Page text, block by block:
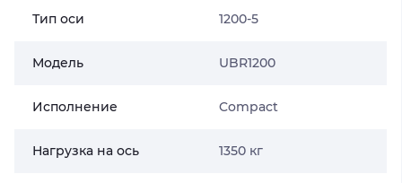
Тип оси 1200-5
Модель UBR1200
Исполнение Compact
Нагрузка на ось 1350 кг